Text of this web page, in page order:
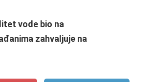
vode bio na
zahvaljuje na